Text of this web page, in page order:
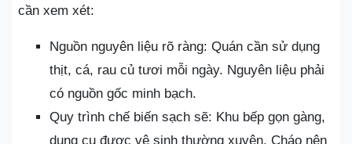
cần xem xét:
Nguồn nguyên liệu rõ ràng: Quán cần sử dụng
thịt, cá, rau củ tươi mỗi ngày. Nguyên liệu phải
có nguồn gốc minh bạch.
Quy trình chế biến sạch sẽ: Khu bếp gọn gàng,
dụng cụ được vệ sinh thường xuyên. Cháo nên